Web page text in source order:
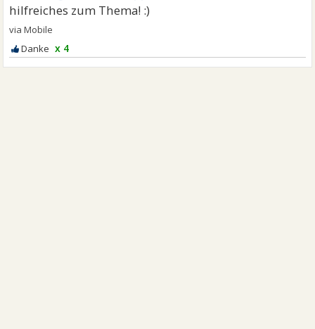
x 4